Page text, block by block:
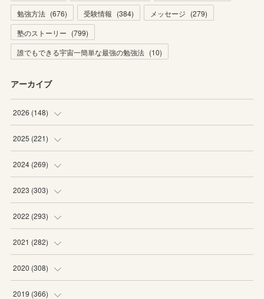
勉強方法 (676) 受験情報 (384) メッセージ (279)
塾のストーリー (799)
誰でもできる宇宙一簡単な最強の勉強法 (10)
アーカイブ
2026 (148)
(6)
(22
(20
(19
2025 (221)
(19
(20
(19
(20
2024 (269)
(16
(16
(21
(20
2023 (303)
(27
(25
(29
(25
2022 (293)
(18
(27
(26
2021 (282)
(19
(23
2020 (308)
(22
2019 (366)